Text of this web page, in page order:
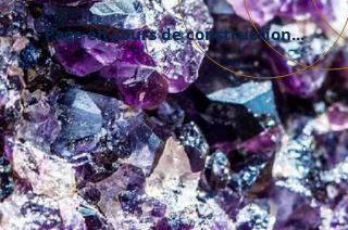
Page en cours de construction...